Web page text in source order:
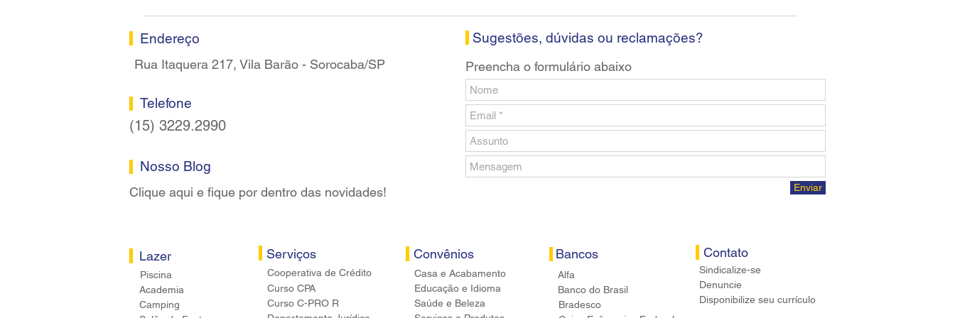
Endereço
Rua Itaquera 217, Vila Barão - Sorocaba/SP
Telefone
(15) 3229.2990
Nosso Blog
Clique aqui e fique por dentro das novidades!
Lazer
Piscina
Academia
Camping
Serviços
Cooperativa de Crédito
Curso CPA
Curso C-PRO R
Sugestões, dúvidas ou reclamações?
Preencha o formulário abaixo
Enviar
Convênios
Casa e Acabamento
Educação e Idioma
Saúde e Beleza
Bancos
Alfa
Banco do Brasil
Bradesco
Contato
Sindicalize-se
Denuncie
Disponibilize seu currículo